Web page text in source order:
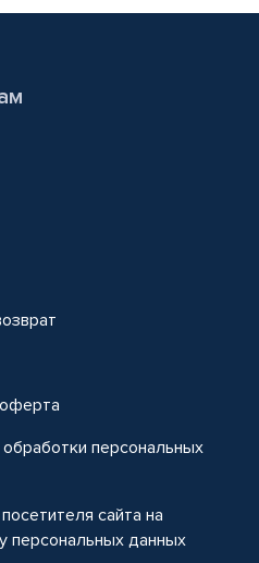
персональных
сайта на
персональных данных